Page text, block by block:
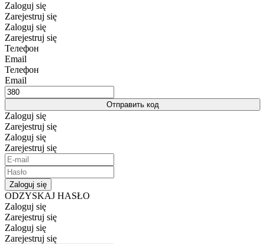
Zaloguj się
Zarejestruj się
Zaloguj się
Zarejestruj się
Телефон
Email
Телефон
Email
Отправить код
Zaloguj się
Zarejestruj się
Zaloguj się
Zarejestruj się
Zaloguj się
ODZYSKAJ HASŁO
Zaloguj się
Zarejestruj się
Zaloguj się
Zarejestruj się